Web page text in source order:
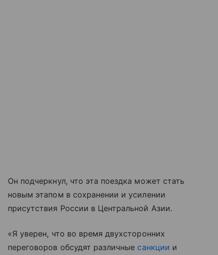
Он подчеркнул, что эта поездка может стать
новым этапом в сохранении и усилении
присутствия России в Центральной Азии.
«Я уверен, что во время двухсторонних
переговоров обсудят различные санкции и